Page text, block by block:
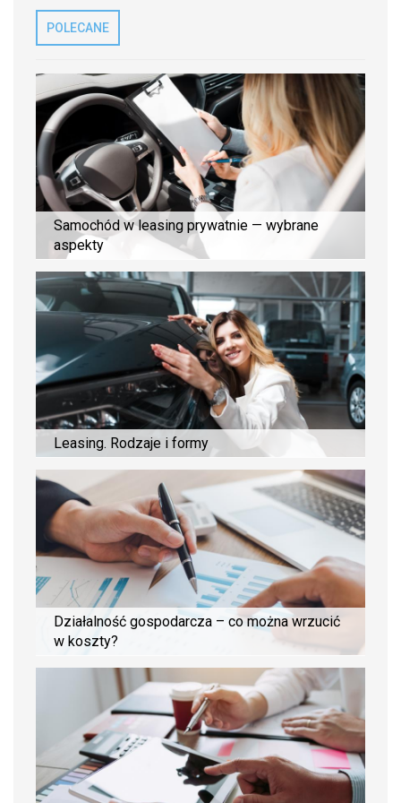
POLECANE
Samochód w leasing prywatnie — wybrane
aspekty
Leasing. Rodzaje i formy
Działalność gospodarcza – co można wrzucić
w koszty?